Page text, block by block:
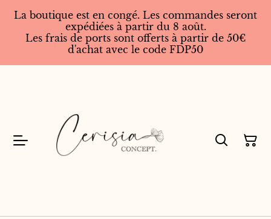
La boutique est en congé. Les commandes seront
expédiées à partir du 8 août.
Les frais de ports sont offerts à partir de 50€
d'achat avec le code FDP50